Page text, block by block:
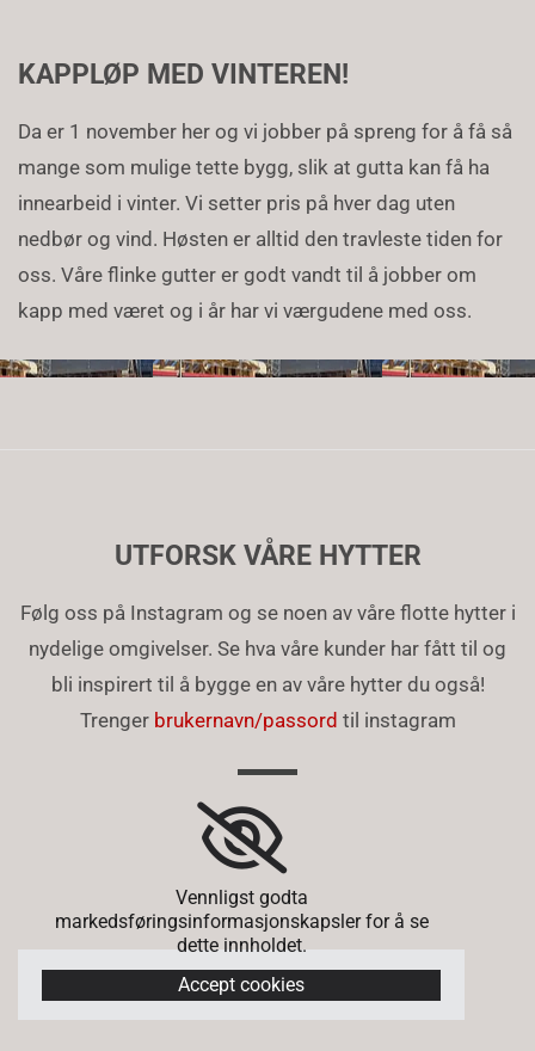
KAPPLØP MED VINTEREN!
Da er 1 november her og vi jobber på spreng for å få så
mange som mulige tette bygg, slik at gutta kan få ha
innearbeid i vinter. Vi setter pris på hver dag uten
nedbør og vind. Høsten er alltid den travleste tiden for
oss. Våre flinke gutter er godt vandt til å jobber om
kapp med været og i år har vi værgudene med oss.
UTFORSK VÅRE HYTTER
Følg oss på Instagram og se noen av våre flotte hytter i
nydelige omgivelser. Se hva våre kunder har fått til og
bli inspirert til å bygge en av våre hytter du også!
Trenger brukernavn/passord til instagram
Vennligst godta
markedsføringsinformasjonskapsler for å se
dette innholdet.
Accept cookies